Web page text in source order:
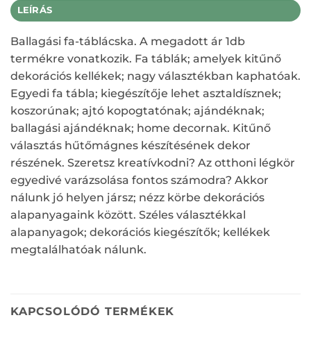
LEÍRÁS
Ballagási fa-táblácska. A megadott ár 1db
termékre vonatkozik. Fa táblák; amelyek kitűnő
dekorációs kellékek; nagy választékban kaphatóak.
Egyedi fa tábla; kiegészítője lehet asztaldísznek;
koszorúnak; ajtó kopogtatónak; ajándéknak;
ballagási ajándéknak; home decornak. Kitűnő
választás hűtőmágnes készítésének dekor
részének. Szeretsz kreatívkodni? Az otthoni légkör
egyedivé varázsolása fontos számodra? Akkor
nálunk jó helyen jársz; nézz körbe dekorációs
alapanyagaink között. Széles választékkal
alapanyagok; dekorációs kiegészítők; kellékek
megtalálhatóak nálunk.
KAPCSOLÓDÓ TERMÉKEK